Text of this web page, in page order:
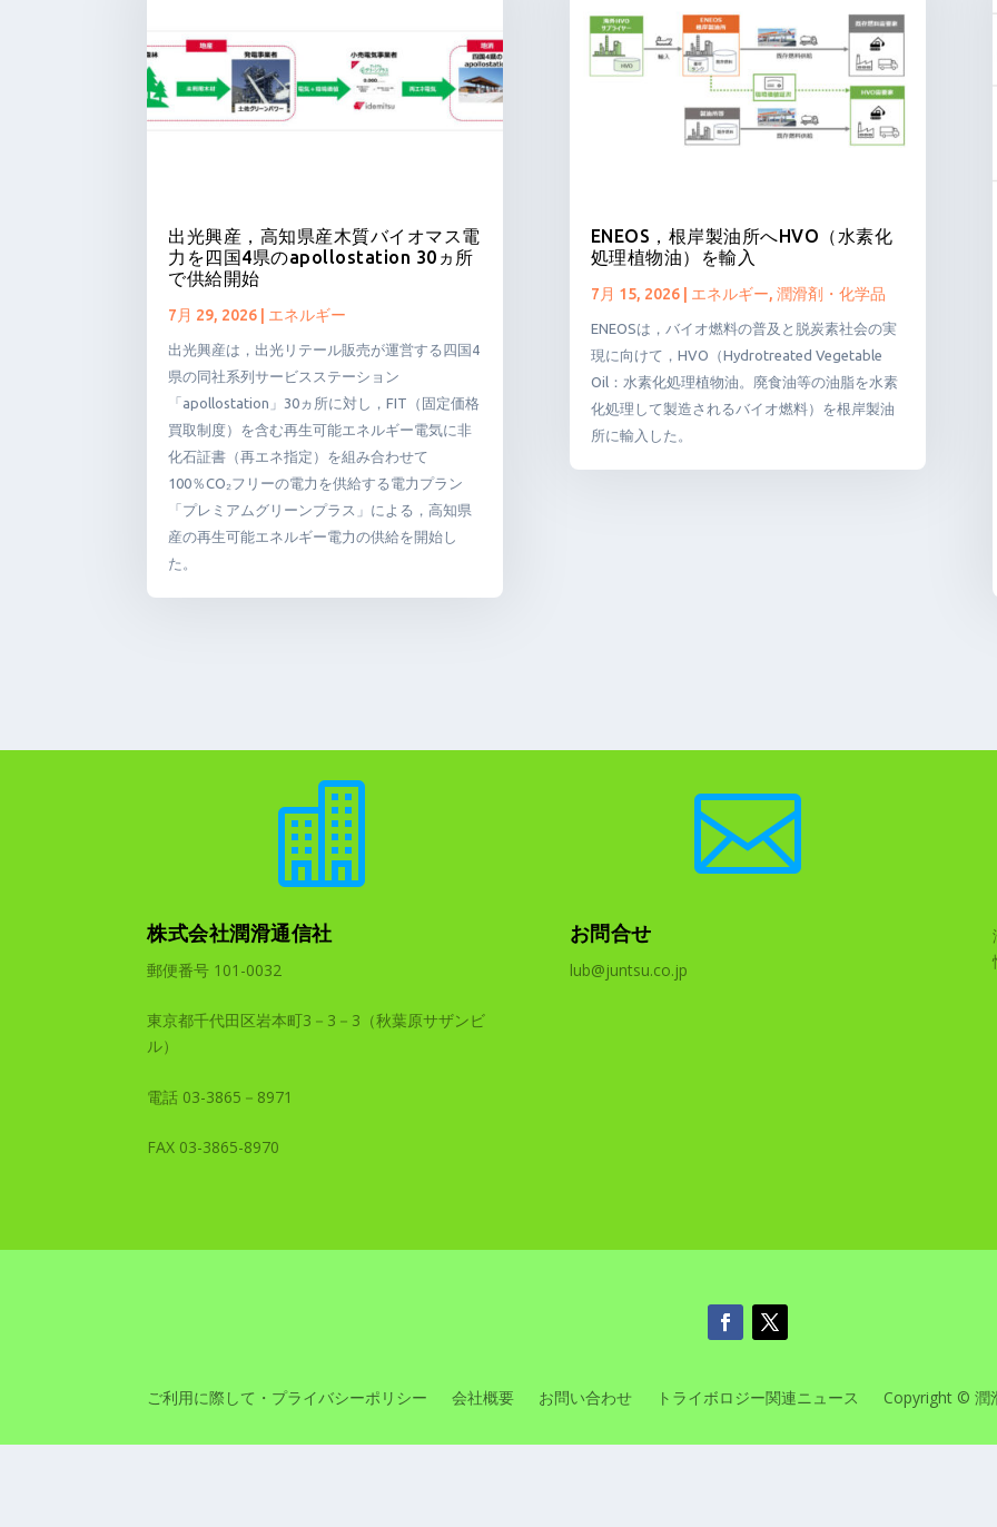
出光興産，高知県産木質バイオマス電
力を四国4県のapollostation 30ヵ所
で供給開始
7月 29, 2026 エネルギー
出光興産は，出光リテール販売が運営する四国4
県の同社系列サービスステーション
「apollostation」30ヵ所に対し，FIT（固定価格
買取制度）を含む再生可能エネルギー電気に非
化石証書（再エネ指定）を組み合わせて
100％CO₂フリーの電力を供給する電力プラン
「プレミアムグリーンプラス」による，高知県
産の再生可能エネルギー電力の供給を開始し
た。
ENEOS，根岸製油所へHVO（水素化
処理植物油）を輸入
7月 15, 2026| エネルギー, 潤滑剤・化学品
ENEOSは，バイオ燃料の普及と脱炭素社会の実
現に向けて，HVO（Hydrotreated Vegetable
Oil：水素化処理植物油。廃食油等の油脂を水素
化処理して製造されるバイオ燃料）を根岸製油
所に輸入した。

株式会社潤滑通信社
郵便番号 101-0032
東京都千代田区岩本町3－3－3（秋葉原サザンビ
ル）
電話 03-3865－8971
FAX 03-3865-8970

お問合せ
lub@juntsu.co.jp
ご利用に際して・プライバシーポリシー 会社概要 お問い合わせ トライボロジー関連ニュース Copyright © 潤